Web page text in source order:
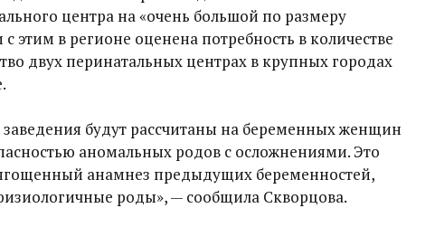
центра на «очень большой по размеру
этим в регионе оценена потребность в количестве
двух перинатальных центрах в крупных городах
заведения будут рассчитаны на беременных женщин
аномальных родов с осложнениями. Это
анамнез предыдущих беременностей,
роды», — сообщила Скворцова.